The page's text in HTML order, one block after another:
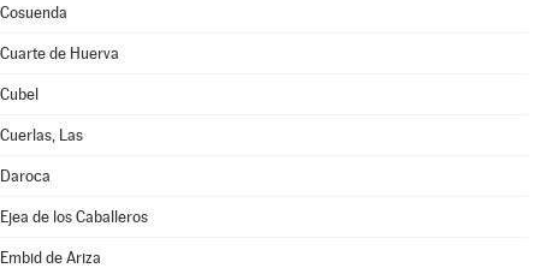
Cosuenda
Cuarte de Huerva
Cubel
Cuerlas, Las
Daroca
Ejea de los Caballeros
Embid de Ariza